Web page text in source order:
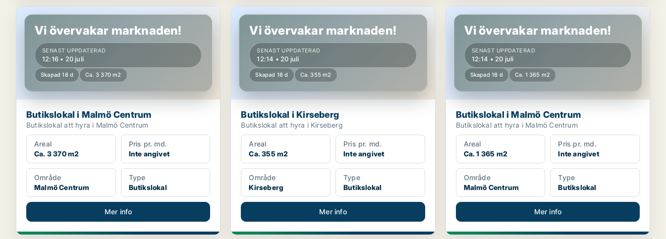
Butikslokal i Malmö Centrum
Vi övervakar marknaden!
SENAST UPPDATERAD
12:16 • 20 juli
Skapad 18 d Ca. 3 370 m2
Butikslokal i Malmö Centrum
Butikslokal att hyra i Malmö Centrum
Areal
Ca. 3 370 m2
Pris pr. md.
Inte angivet
Område
Malmö Centrum
Type
Butikslokal
Mer info
Butikslokal i Kirseberg
Vi övervakar marknaden!
SENAST UPPDATERAD
12:14 • 20 juli
Skapad 18 d Ca. 355 m2
Butikslokal i Kirseberg
Butikslokal att hyra i Kirseberg
Areal
Ca. 355 m2
Pris pr. md.
Inte angivet
Område
Kirseberg
Type
Butikslokal
Mer info
Butikslokal i Malmö Centrum
Vi övervakar marknaden!
SENAST UPPDATERAD
12:14 • 20 juli
Skapad 18 d Ca. 1 365 m2
Butikslokal i Malmö Centrum
Butikslokal att hyra i Malmö Centrum
Areal
Ca. 1 365 m2
Pris pr. md.
Inte angivet
Område
Malmö Centrum
Type
Butikslokal
Mer info